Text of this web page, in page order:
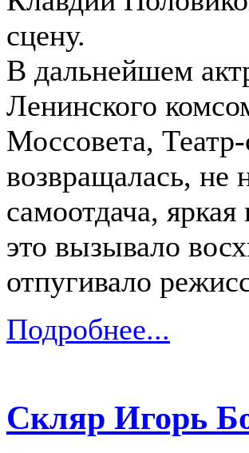
сцену.
В дальнейшем
Ленинского
Моссовета,
возвращалась, не
самоотдача,
это вызывало
отпугивало
Подробнее...
Скляр Игорь